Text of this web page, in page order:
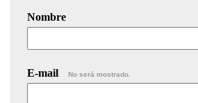
Nombre
E-mail No será mostrado.